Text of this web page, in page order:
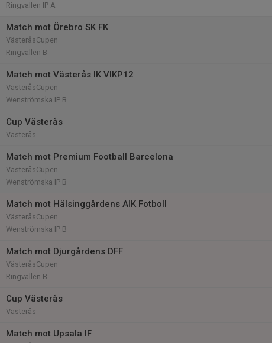
Ringvallen IP A
Match mot Örebro SK FK
VästeråsCupen
Ringvallen B
Match mot Västerås IK VIKP12
VästeråsCupen
Wenströmska IP B
Cup Västerås
Västerås
Match mot Premium Football Barcelona
VästeråsCupen
Wenströmska IP B
Match mot Hälsinggårdens AIK Fotboll
VästeråsCupen
Wenströmska IP B
Match mot Djurgårdens DFF
VästeråsCupen
Ringvallen B
Cup Västerås
Västerås
Match mot Upsala IF